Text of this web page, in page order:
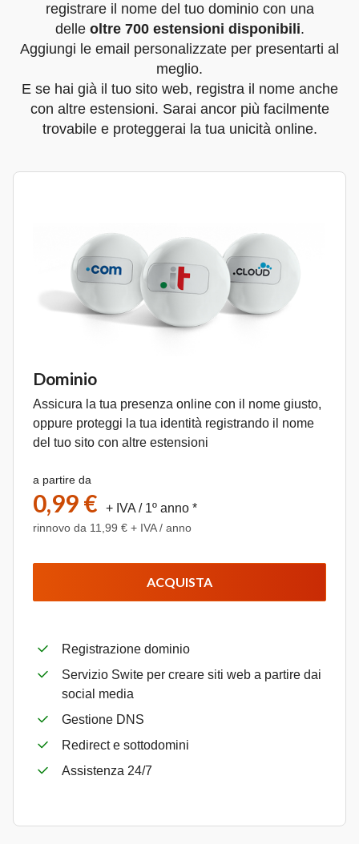
registrare il nome del tuo dominio con una
delle oltre 700 estensioni disponibili.
Aggiungi le email personalizzate per presentarti al
meglio.
E se hai già il tuo sito web, registra il nome anche
con altre estensioni. Sarai ancor più facilmente
trovabile e proteggerai la tua unicità online.
Dominio
Assicura la tua presenza online con il nome giusto,
oppure proteggi la tua identità registrando il nome
del tuo sito con altre estensioni
a partire da
0,99 € + IVA / 1º anno *
rinnovo da 11,99 € + IVA / anno
ACQUISTA
Registrazione dominio
Servizio Swite per creare siti web a partire dai
social media
Gestione DNS
Redirect e sottodomini
Assistenza 24/7